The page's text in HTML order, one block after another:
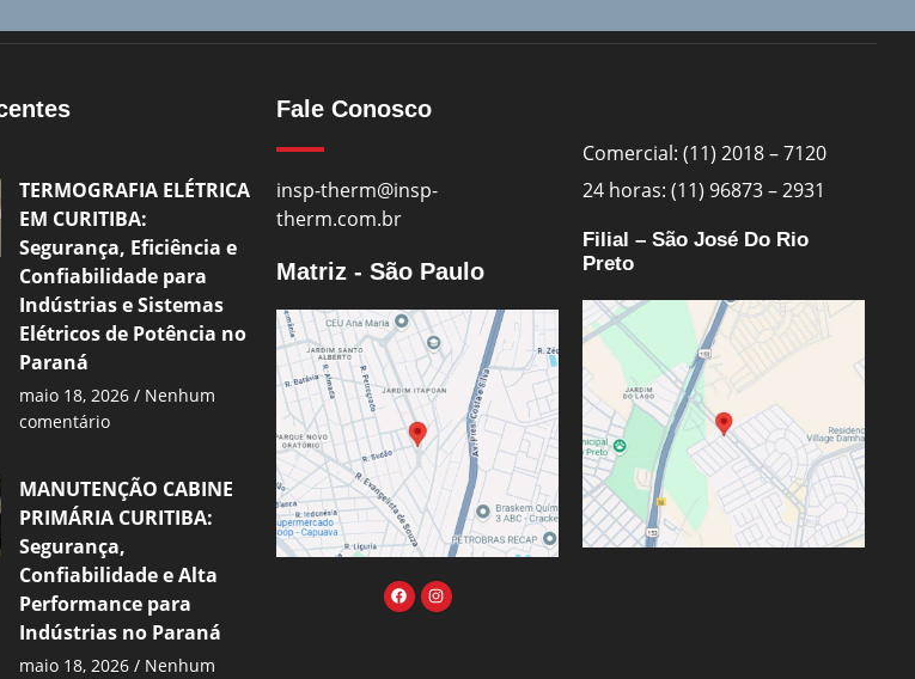
TERMOGRAFIA ELÉTRICA
EM CURITIBA:
Segurança, Eficiência e
Confiabilidade para
Indústrias e Sistemas
Elétricos de Potência no
Paraná
maio 18, 2026
Nenhum
comentário
MANUTENÇÃO CABINE
PRIMÁRIA CURITIBA:
Segurança,
Confiabilidade e Alta
Performance para
Indústrias no Paraná
maio 18, 2026
Nenhum
Fale Conosco
insp-therm@insp-
therm.com.br
Matriz - São Paulo
Comercial: (11) 2018 – 7120
24 horas: (11) 96873 – 2931
Filial – São José Do Rio
Preto